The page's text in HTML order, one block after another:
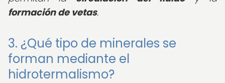
formación de vetas.
3. ¿Qué tipo de minerales se
forman mediante el
hidrotermalismo?